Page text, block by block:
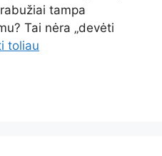
tampa
Tai nėra „devėti
toliau